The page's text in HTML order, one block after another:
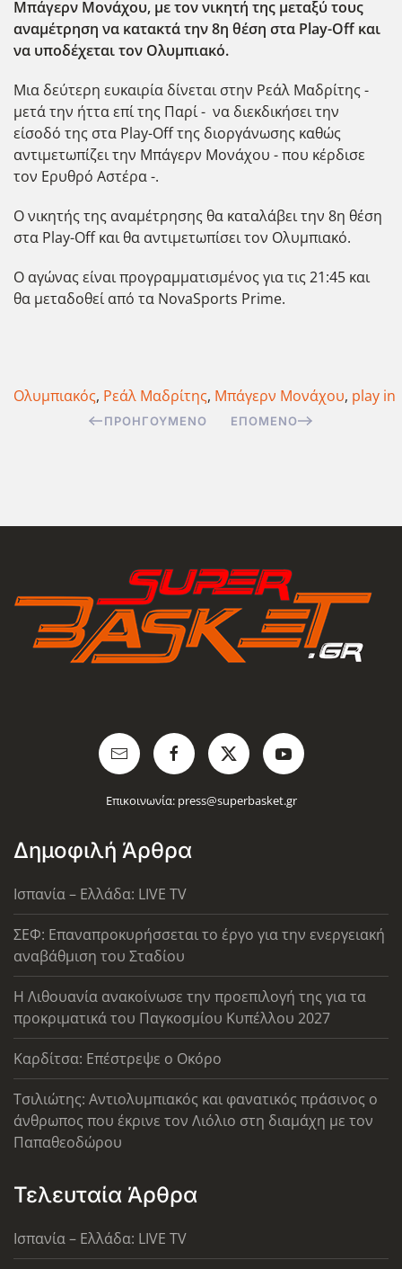
Μπάγερν Μονάχου, με τον νικητή της μεταξύ τους
αναμέτρηση να κατακτά την 8η θέση στα Play-Off και
να υποδέχεται τον Ολυμπιακό.
Μια δεύτερη ευκαιρία δίνεται στην Ρεάλ Μαδρίτης -
μετά την ήττα επί της Παρί - να διεκδικήσει την
είσοδό της στα Play-Off της διοργάνωσης καθώς
αντιμετωπίζει την Μπάγερν Μονάχου - που κέρδισε
τον Ερυθρό Αστέρα -.
Ο νικητής της αναμέτρησης θα καταλάβει την 8η θέση
στα Play-Off και θα αντιμετωπίσει τον Ολυμπιακό.
Ο αγώνας είναι προγραμματισμένος για τις 21:45 και
θα μεταδοθεί από τα NovaSports Prime.
Ολυμπιακός, Ρεάλ Μαδρίτης, Μπάγερν Μονάχου, play in
ΠΡΟΗΓΟΎΜΕΝΟ ΕΠΌΜΕΝΟ
Επικοινωνία: press@superbasket.gr
Δημοφιλή Άρθρα
Ισπανία – Ελλάδα: LIVE TV
ΣΕΦ: Επαναπροκυρήσσεται το έργο για την ενεργειακή
αναβάθμιση του Σταδίου
Η Λιθουανία ανακοίνωσε την προεπιλογή της για τα
προκριματικά του Παγκοσμίου Κυπέλλου 2027
Καρδίτσα: Επέστρεψε ο Οκόρο
Τσιλιώτης: Αντιολυμπιακός και φανατικός πράσινος ο
άνθρωπος που έκρινε τον Λιόλιο στη διαμάχη με τον
Παπαθεοδώρου
Τελευταία Άρθρα
Ισπανία – Ελλάδα: LIVE TV